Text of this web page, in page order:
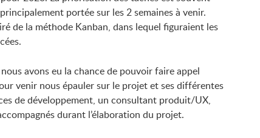
portée sur les 2 semaines à venir.
de la méthode Kanban, dans lequel figuraient les
avons eu la chance de pouvoir faire appel
venir nous épauler sur le projet et ses différentes
de développement, un consultant produit/UX,
durant l’élaboration du projet.